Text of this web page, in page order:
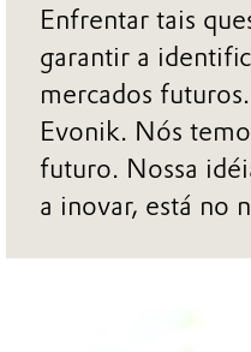
Enfrentar tais
garantir a
mercados
Evonik. Nós
futuro. Nossa
a inovar, está no